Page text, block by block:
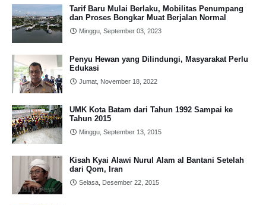
Tarif Baru Mulai Berlaku, Mobilitas Penumpang
dan Proses Bongkar Muat Berjalan Normal
Minggu, September 03, 2023
Penyu Hewan yang Dilindungi, Masyarakat Perlu
Edukasi
Jumat, November 18, 2022
UMK Kota Batam dari Tahun 1992 Sampai ke
Tahun 2015
Minggu, September 13, 2015
Kisah Kyai Alawi Nurul Alam al Bantani Setelah
dari Qom, Iran
Selasa, Desember 22, 2015